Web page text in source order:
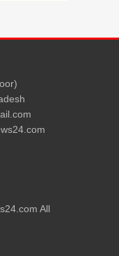
All